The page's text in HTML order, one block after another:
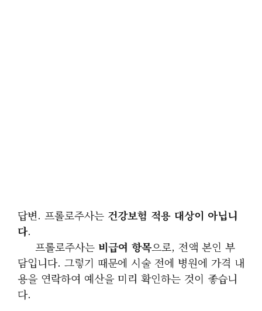
답변. 프롤로주사는 건강보험 적용 대상이 아닙니
다.
프롤로주사는 비급여 항목으로, 전액 본인 부
담입니다. 그렇기 때문에 시술 전에 병원에 가격 내
용을 연락하여 예산을 미리 확인하는 것이 좋습니
다.